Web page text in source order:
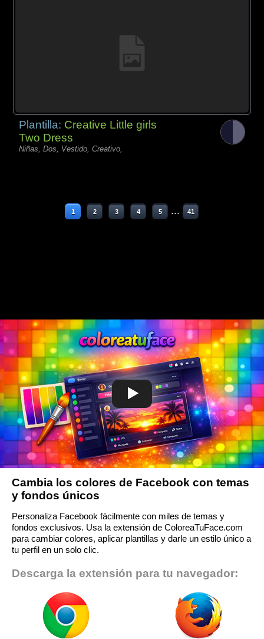
Plantilla: Creative Little girls
Two Dress
Niñas, Dos, Vestido, Creativo,
1 2 3 4 5 ... 41
Cambia los colores de Facebook con temas
y fondos únicos
Personaliza Facebook fácilmente con miles de temas y
fondos exclusivos. Usa la extensión de ColoreaTuFace.com
para cambiar colores, aplicar plantillas y darle un estilo único a
tu perfil en un solo clic.
Descarga la extensión para tu navegador: